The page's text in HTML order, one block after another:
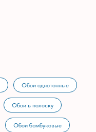
Обои однотонные
Обои в полоску
Обои бамбуковые